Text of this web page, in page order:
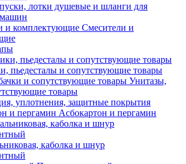
лотки душевые и шланги для
Смесители и
пьедесталы и сопутствующие товары
Унитазы,
товары
уплотнения, защитные покрытия
Асбокартон и пергамин
каболка и шнур